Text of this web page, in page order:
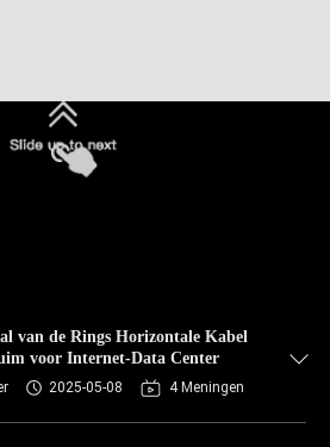
van de Rings Horizontale Kabel
voor Internet-Data Center
2025-05-08 4 Meningen